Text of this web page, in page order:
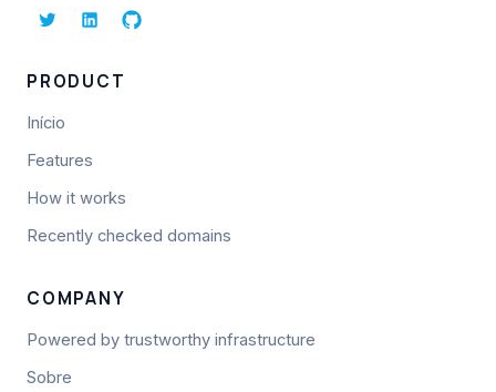
PRODUCT
Início
Features
How it works
Recently checked domains
COMPANY
Powered by trustworthy infrastructure
Sobre